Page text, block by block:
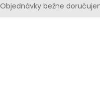
Objednávky bežne